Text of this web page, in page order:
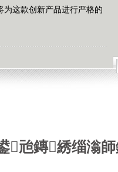
这款创新产品进行严格的
兘鏄綉缁滃